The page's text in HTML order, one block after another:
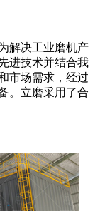
解决工业磨机产
进技术并结合我
市场需求，经过
。立磨采用了合